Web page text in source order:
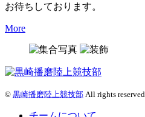
お待ちしております。
More
© 黒崎播磨陸上競技部 All rights reserved.